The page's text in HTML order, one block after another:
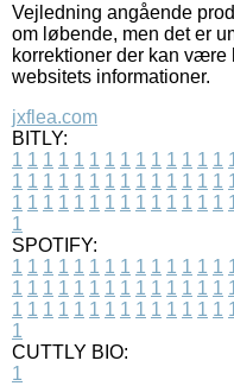
Vejledning angående
om løbende, men det er
korrektioner der kan være
websitets informationer.
jxflea.com
BITLY:
1 1 1 1 1 1 1 1 1 1 1 1 1 1
1 1 1 1 1 1 1 1 1 1 1 1 1 1
1 1 1 1 1 1 1 1 1 1 1 1 1 1
1
SPOTIFY:
1 1 1 1 1 1 1 1 1 1 1 1 1 1
1 1 1 1 1 1 1 1 1 1 1 1 1 1
1 1 1 1 1 1 1 1 1 1 1 1 1 1
1
CUTTLY BIO:
1